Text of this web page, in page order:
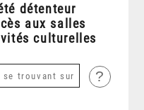
détenteur
aux salles
culturelles
?